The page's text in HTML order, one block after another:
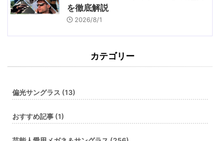
を徹底解説
2026/8/1
カテゴリー
偏光サングラス (13)
おすすめ記事 (1)